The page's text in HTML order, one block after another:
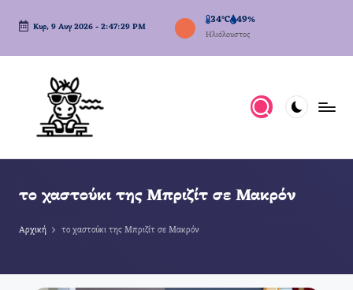
Μετάβαση
σε
περιεχόμενο
Κυρ, 9 Αυγ 2026- 2:47:30 PM
34°C 49%
Ηλιόλουστος
το χαστούκι της Μπριζίτ σε Μακρόν
Αρχική το χαστούκι της Μπριζίτ σε Μακρόν